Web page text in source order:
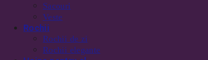
Sacouri
Veste
Rochii
Rochii de zi
Rochii elegante